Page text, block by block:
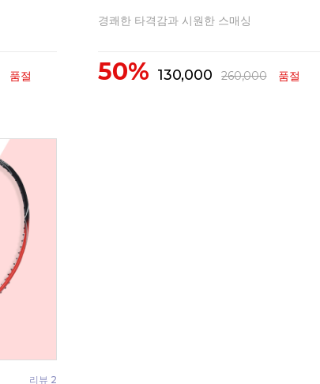
품절
경쾌한 타격감과 시원한 스매싱
50% 130,000 260,000 품절
리뷰 2